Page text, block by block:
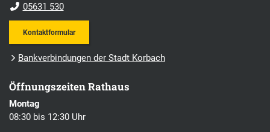
05631 530
Kontaktformular
Bankverbindungen der Stadt Korbach
Öffnungszeiten Rathaus
Montag
08:30 bis 12:30 Uhr